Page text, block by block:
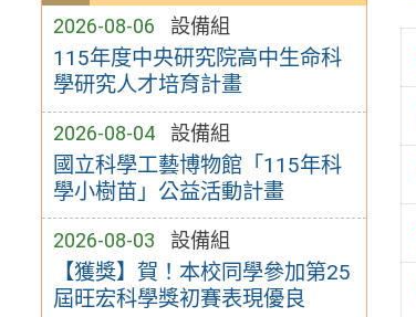
2026-08-06 設備組
115年度中央研究院高中生命科
學研究人才培育計畫
2026-08-04 設備組
國立科學工藝博物館「115年科
學小樹苗」公益活動計畫
2026-08-03 設備組
【獲獎】賀！本校同學參加第25
屆旺宏科學獎初賽表現優良